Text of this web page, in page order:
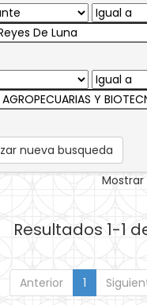
nueva busqueda
Resultados 1-1
Anterior 1